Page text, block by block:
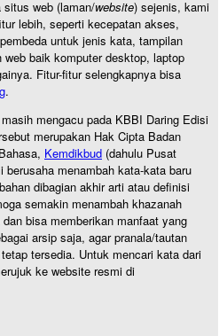
situs web (laman/website) sejenis, kami
lebih, seperti kecepatan akses,
untuk jenis kata, tampilan
baik komputer desktop, laptop
Fitur-fitur selengkapnya bisa
.
mengacu pada KBBI Daring Edisi
merupakan Hak Cipta Badan
Kemdikbud (dahulu Pusat
menambah kata-kata baru
dibagian akhir arti atau definisi
semakin menambah khazanah
bisa memberikan manfaat yang
arsip saja, agar pranala/tautan
tersedia. Untuk mencari kata dari
ke website resmi di